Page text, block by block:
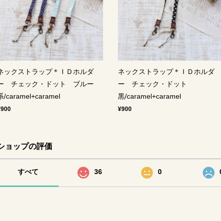
ックストラップ＊ＩＤホルダ
チェック・ドット ブルー
/caramel+caramel
ネックストラップ＊ＩＤホルダ
ー チェック・ドット
黒/caramel+caramel
¥900
ョップの評価
すべて 36 0